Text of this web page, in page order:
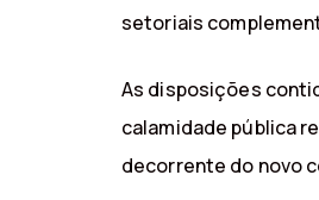
setoriais
As disposições
calamidade pública
decorrente do novo